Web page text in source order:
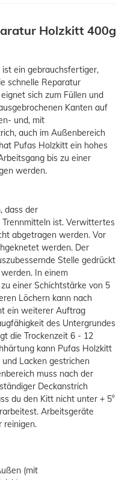
Holzkitt 400g
ein gebrauchsfertiger,
schnelle Reparatur
sich zum Füllen und
Kanten auf
und, mit
auch im Außenbereich
Pufas Holzkitt ein hohes
bis zu einer
werden.
dass der
ist. Verwittertes
abgetragen werden. Vor
werden. Der
Stelle gedrückt
In einem
einer Schichtstärke von 5
Löchern kann nach
ein weiterer Auftrag
des Untergrundes
die Trockenzeit 6 - 12
kann Pufas Holzkitt
Lacken gestrichen
muss nach der
Deckanstrich
du den Kitt nicht unter + 5°
Arbeitsgeräte
reinigen.
(mit